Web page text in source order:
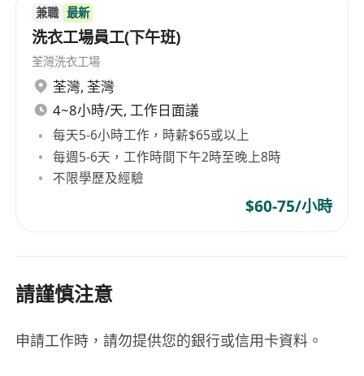
兼職 最新
洗衣工場員工(下午班)
荃灣洗衣工場
荃灣, 荃灣
4~8小時/天, 工作日面議
每天5-6小時工作，時薪$65或以上
每週5-6天，工作時間下午2時至晚上8時
不限學歷及經驗
$60-75/小時
請謹慎注意
申請工作時，請勿提供您的銀行或信用卡資料。